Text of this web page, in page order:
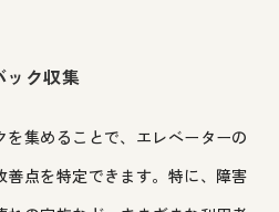
ック収集
集めることで、エレベーターの
点を特定できます。特に、障害